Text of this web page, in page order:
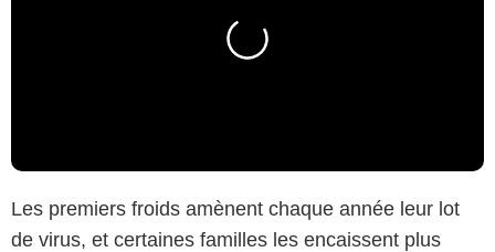
Les premiers froids amènent chaque année leur lot
de virus, et certaines familles les encaissent plus